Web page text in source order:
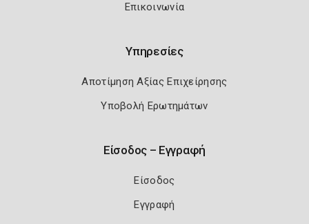
Επικοινωνία
Υπηρεσίες
Αποτίμηση Αξίας Επιχείρησης
Υποβολή Ερωτημάτων
Είσοδος – Εγγραφή
Είσοδος
Εγγραφή